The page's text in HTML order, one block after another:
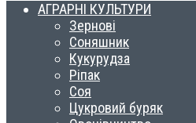
АГРАРНІ КУЛЬТУРИ
Зернові
Соняшник
Кукурудза
Ріпак
Соя
Цукровий буряк